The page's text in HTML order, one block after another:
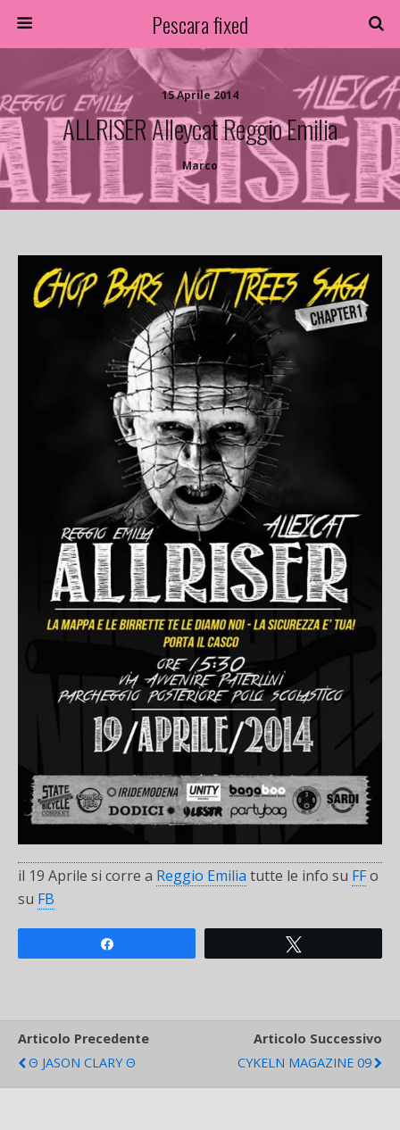
Pescara fixed
15 Aprile 2014
ALLRISER Alleycat Reggio Emilia
Marco
il 19 Aprile si corre a Reggio Emilia tutte le info su FFo
su FB
Articolo Precedente
Θ JASON CLARY Θ
Articolo Successivo
CYKELN MAGAZINE 09